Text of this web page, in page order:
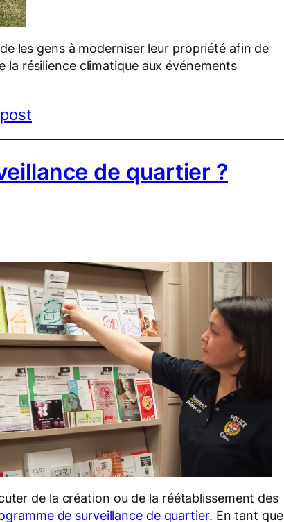
les gens à moderniser leur propriété afin de
la résilience climatique aux événements
de quartier ?
de la création ou de la réétablissement des
de surveillance de quartier. En tant que